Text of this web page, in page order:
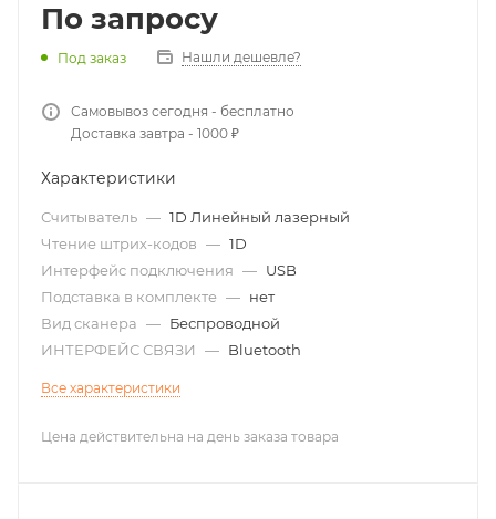
По запросу
Под заказ Нашли дешевле?
Самовывоз сегодня - бесплатно
Доставка завтра - 1000 ₽
Характеристики
Считыватель — 1D Линейный лазерный
Чтение штрих-кодов — 1D
Интерфейс подключения — USB
Подставка в комплекте — нет
Вид сканера — Беспроводной
ИНТЕРФЕЙС СВЯЗИ
— Bluetooth
Все характеристики
Цена действительна на день заказа товара